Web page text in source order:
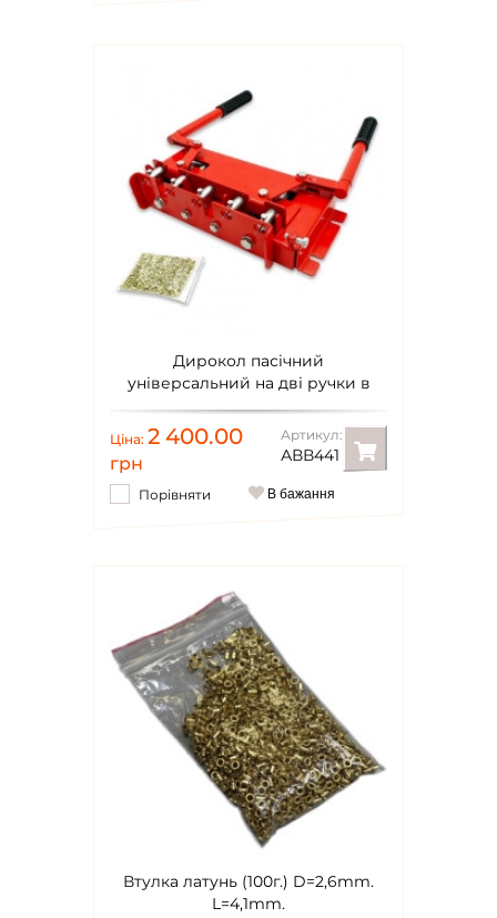
Дирокол пасічний
універсальний на дві ручки в
комплекті з втулками (100г)
Ціна: 2 400.00
грн
Артикул:
АВВ441
Порівняти В бажання
Втулка латунь (100г.) D=2,6mm.
L=4,1mm.